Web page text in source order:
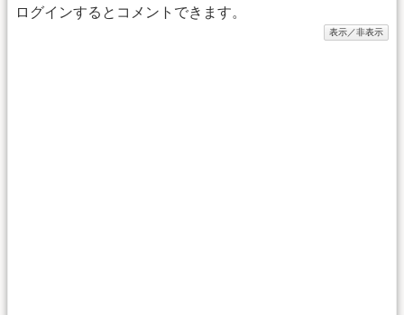
ログインするとコメントできます。